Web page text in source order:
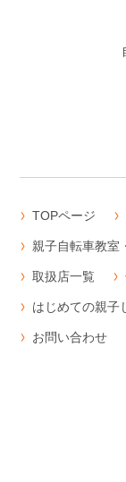
TOPページ
親子自転車教室
取扱店一覧
はじめての親子
お問い合わせ